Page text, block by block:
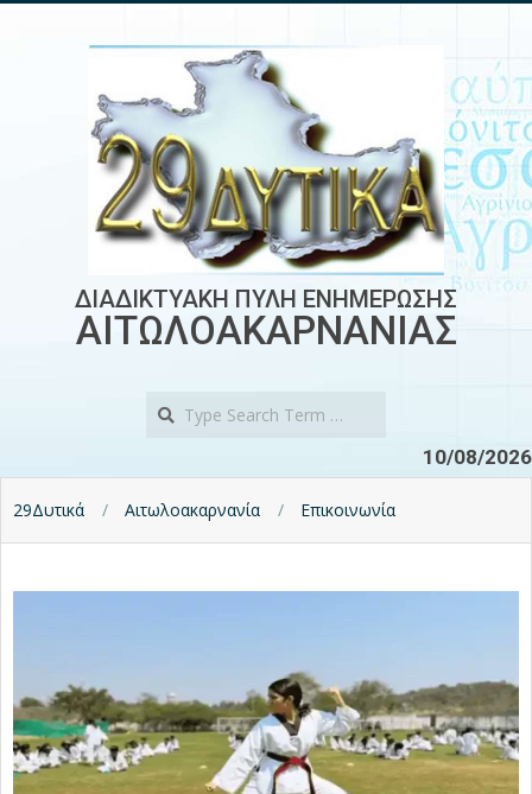
ΔΙΑΔΙΚΤΥΑΚΗ ΠΥΛΗ ΕΝΗΜΕΡΩΣΗΣ
ΑΙΤΩΛΟΑΚΑΡΝΑΝΙΑΣ
10/08/2026
29Δυτικά Αιτωλοακαρνανία Επικοινωνία